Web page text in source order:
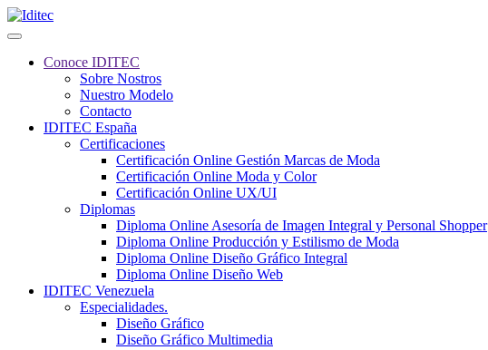
Conoce IDITEC
Sobre Nostros
Nuestro Modelo
Contacto
IDITEC España
Certificaciones
Certificación Online Gestión Marcas de Moda
Certificación Online Moda y Color
Certificación Online UX/UI
Diplomas
Diploma Online Asesoría de Imagen Integral y Personal Shopper
Diploma Online Producción y Estilismo de Moda
Diploma Online Diseño Gráfico Integral
Diploma Online Diseño Web
IDITEC Venezuela
Especialidades.
Diseño Gráfico
Diseño Gráfico Multimedia